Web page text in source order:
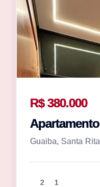
R$ 380.000
Apartamento
Guaiba, Santa Rita
2 1